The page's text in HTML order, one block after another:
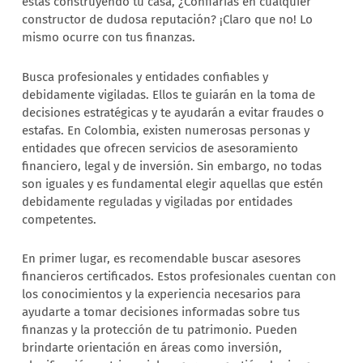
constructor de dudosa reputación? ¡Claro que no! Lo
mismo ocurre con tus finanzas.
Busca profesionales y entidades confiables y
debidamente vigiladas. Ellos te guiarán en la toma de
decisiones estratégicas y te ayudarán a evitar fraudes o
estafas. En Colombia, existen numerosas personas y
entidades que ofrecen servicios de asesoramiento
financiero, legal y de inversión. Sin embargo, no todas
son iguales y es fundamental elegir aquellas que estén
debidamente reguladas y vigiladas por entidades
competentes.
En primer lugar, es recomendable buscar asesores
financieros certificados. Estos profesionales cuentan con
los conocimientos y la experiencia necesarios para
ayudarte a tomar decisiones informadas sobre tus
finanzas y la protección de tu patrimonio. Pueden
brindarte orientación en áreas como inversión,